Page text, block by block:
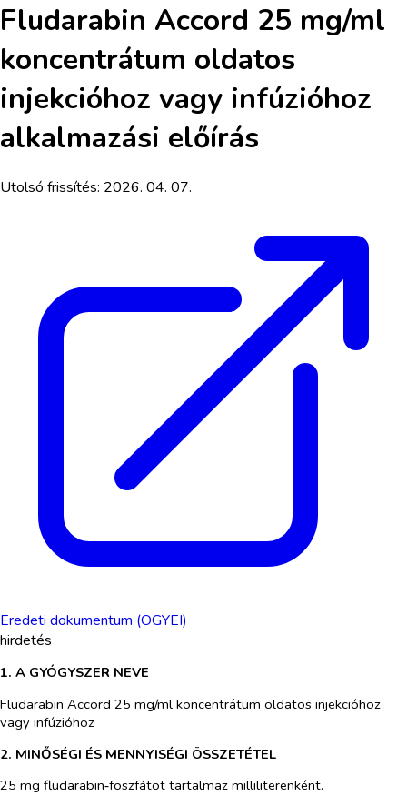
Fludarabin Accord 25 mg/ml
koncentrátum oldatos
injekcióhoz vagy infúzióhoz
alkalmazási előírás
Utolsó frissítés: 2026. 04. 07.
Eredeti dokumentum (OGYEI)
hirdetés
1. A GYÓGYSZER NEVE
Fludarabin Accord 25 mg/ml koncentrátum oldatos injekcióhoz
vagy infúzióhoz
2. MINŐSÉGI ÉS MENNYISÉGI ÖSSZETÉTEL
25 mg fludarabin‑foszfátot tartalmaz milliliterenként.